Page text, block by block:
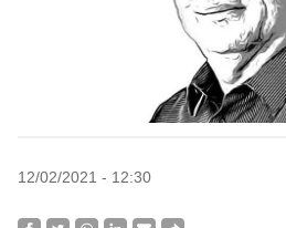
12/02/2021 - 12:30